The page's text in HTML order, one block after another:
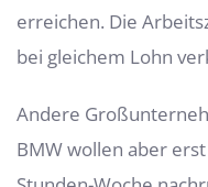
erreichen. Die
bei gleichem Lohn
Andere
BMW wollen aber